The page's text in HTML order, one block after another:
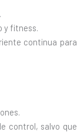
y fitness.
continua para
control, salvo que